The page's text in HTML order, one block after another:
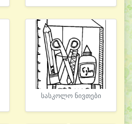
სასკოლო ნივთები